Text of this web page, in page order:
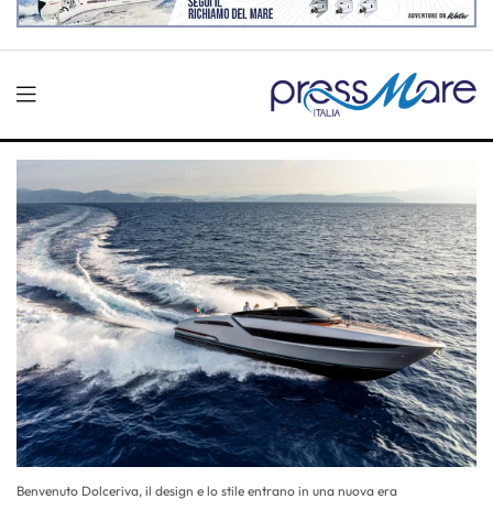
Benvenuto Dolceriva, il design e lo stile entrano in una nuova era